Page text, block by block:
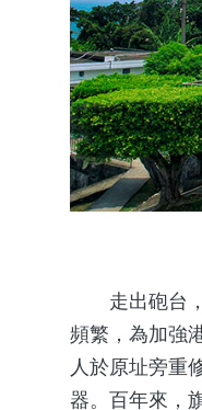
走出砲台，
頻繁，為加強
人於原址旁重
器。百年來，